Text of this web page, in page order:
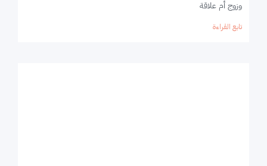
وزوج أم علاقة
تابع القراءة